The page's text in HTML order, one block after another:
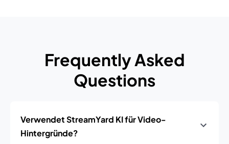
Frequently Asked
Questions
Verwendet StreamYard KI für Video-
Hintergründe?